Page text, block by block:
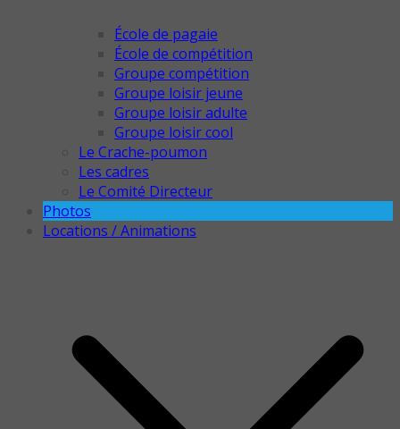
École de pagaie
École de compétition
Groupe compétition
Groupe loisir jeune
Groupe loisir adulte
Groupe loisir cool
Le Crache-poumon
Les cadres
Le Comité Directeur
Photos
Locations / Animations